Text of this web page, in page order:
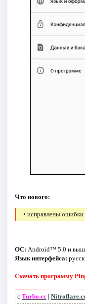
Что нового:
• исправлены ошибки
ОС: Android™ 5.0 и
Язык интерфейса:
Скачать программу
с Turbo.cc|